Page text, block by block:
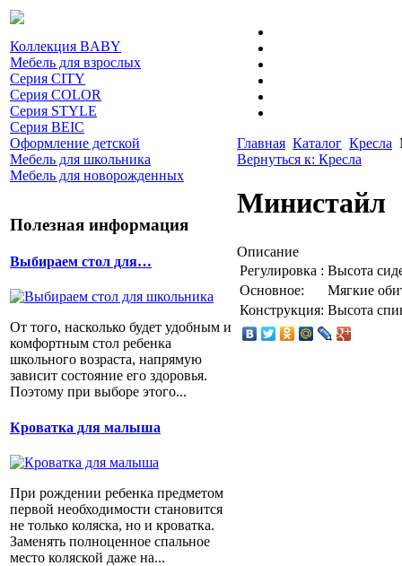
Коллекция BABY
Мебель для взрослых
Серия CITY
Серия COLOR
Серия STYLE
Серия BEIC
Оформление детской
Мебель для школьника
Мебель для новорожденных
Полезная информация
Выбираем стол для…
От того, насколько будет удобным и
комфортным стол ребенка
школьного возраста, напрямую
зависит состояние его здоровья.
Поэтому при выборе этого...
Кроватка для малыша
При рождении ребенка предметом
первой необходимости становится
не только коляска, но и кроватка.
Заменять полноценное спальное
место коляской даже на...
Главная Каталог Кресла
Вернуться к: Кресла
Министайл
Описание
Регулировка : Высота
Основное:
Мягкие
Конструкция: Высота